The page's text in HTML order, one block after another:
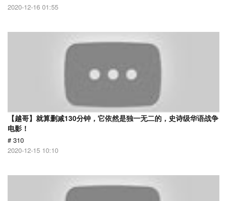
2020-12-16 01:55
【越哥】就算删减130分钟，它依然是独一无二的，史诗级华语战争
电影！
# 310
2020-12-15 10:10